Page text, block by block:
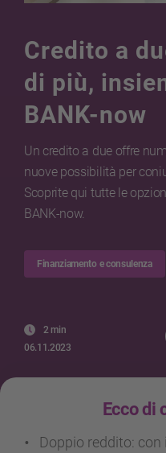
Credito a
di più,
BANK-now
Un credito a due offre
nuove possibilità per
Scoprite qui tutte le
BANK-now.
Finanziamento e consulenza
2 min
06.11.2023
Ecco di
Doppio reddito: